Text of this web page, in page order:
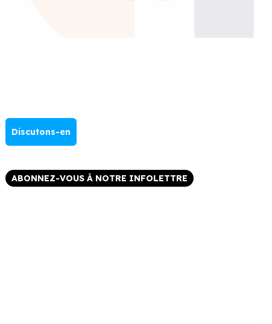
Discutons-en
ABONNEZ-VOUS À NOTRE INFOLETTRE